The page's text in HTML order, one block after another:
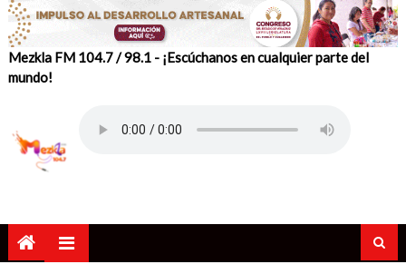
Mezkla FM 104.7 / 98.1 - ¡Escúchanos en cualquier parte del
mundo!